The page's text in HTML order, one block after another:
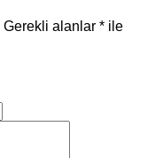
Gerekli alanlar * ile